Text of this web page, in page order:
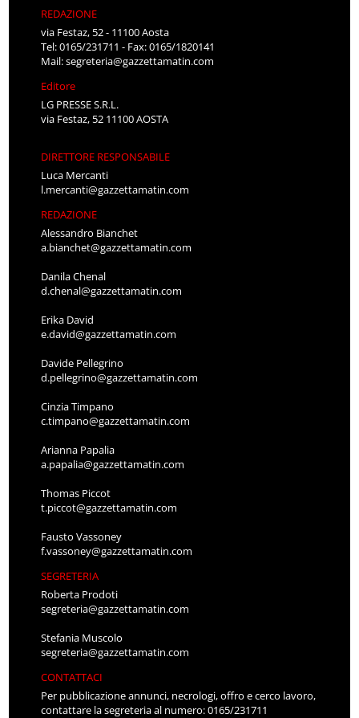
REDAZIONE
via Festaz, 52 - 11100 Aosta
Tel: 0165/231711 - Fax: 0165/1820141
Mail:segreteria@gazzettamatin.com
Editore
LG PRESSE S.R.L.
via Festaz, 52 11100 AOSTA
DIRETTORE RESPONSABILE
Luca Mercanti
l.mercanti@gazzettamatin.com
REDAZIONE
Alessandro Bianchet
a.bianchet@gazzettamatin.com
Danila Chenal
d.chenal@gazzettamatin.com
Erika David
e.david@gazzettamatin.com
Davide Pellegrino
d.pellegrino@gazzettamatin.com
Cinzia Timpano
c.timpano@gazzettamatin.com
Arianna Papalia
a.papalia@gazzettamatin.com
Thomas Piccot
t.piccot@gazzettamatin.com
Fausto Vassoney
f.vassoney@gazzettamatin.com
SEGRETERIA
Roberta Prodoti
segreteria@gazzettamatin.com
Stefania Muscolo
segreteria@gazzettamatin.com
CONTATTACI
Per pubblicazione annunci, necrologi, offro e cerco lavoro,
contattare la segreteria al numero: 0165/231711